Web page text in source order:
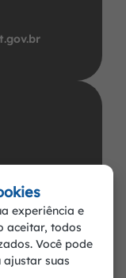
Centro CEP:
0001-57
experiência e
aceitar, todos
Você pode
ajustar suas